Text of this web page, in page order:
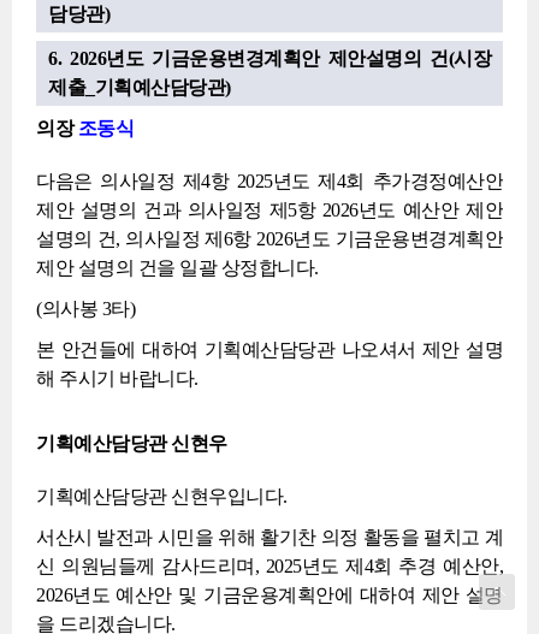
담당관)
6. 2026년도 기금운용변경계획안 제안설명의 건(시장
제출_기획예산담당관)
의장조동식
다음은 의사일정 제4항 2025년도 제4회 추가경정예산안
제안 설명의 건과 의사일정 제5항 2026년도 예산안 제안
설명의 건, 의사일정 제6항 2026년도 기금운용변경계획안
제안 설명의 건을 일괄 상정합니다.
(의사봉 3타)
본 안건들에 대하여 기획예산담당관 나오셔서 제안 설명
해 주시기 바랍니다.
기획예산담당관 신현우
기획예산담당관 신현우입니다.
서산시 발전과 시민을 위해 활기찬 의정 활동을 펼치고 계
신 의원님들께 감사드리며, 2025년도 제4회 추경 예산안,
2026년도 예산안 및 기금운용계획안에 대하여 제안 설명
을 드리겠습니다.